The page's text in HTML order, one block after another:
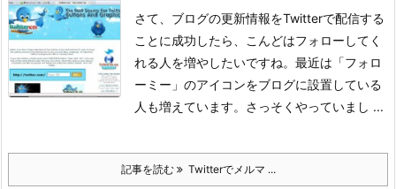
さて、ブログの更新情報をTwitterで配信する
ことに成功したら、こんどはフォローしてく
れる人を増やしたいですね。 最近は「フォロ
ーミー」のアイコンをブログに設置している
人も増えています。 さっそくやっていまし ...
記事を読む Twitterでメルマ ...